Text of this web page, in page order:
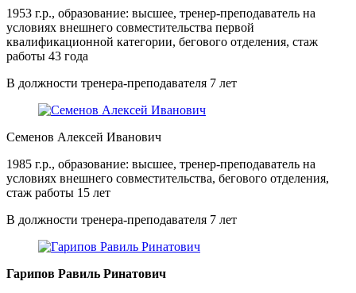
1953 г.р., образование: высшее, тренер-преподаватель на
условиях внешнего совместительства первой
квалификационной категории, бегового отделения, стаж
работы 43 года
В должности тренера-преподавателя 7 лет
Семенов Алексей Иванович
1985 г.р., образование: высшее, тренер-преподаватель на
условиях внешнего совместительства, бегового отделения,
стаж работы 15 лет
В должности тренера-преподавателя 7 лет
Гарипов Равиль Ринатович